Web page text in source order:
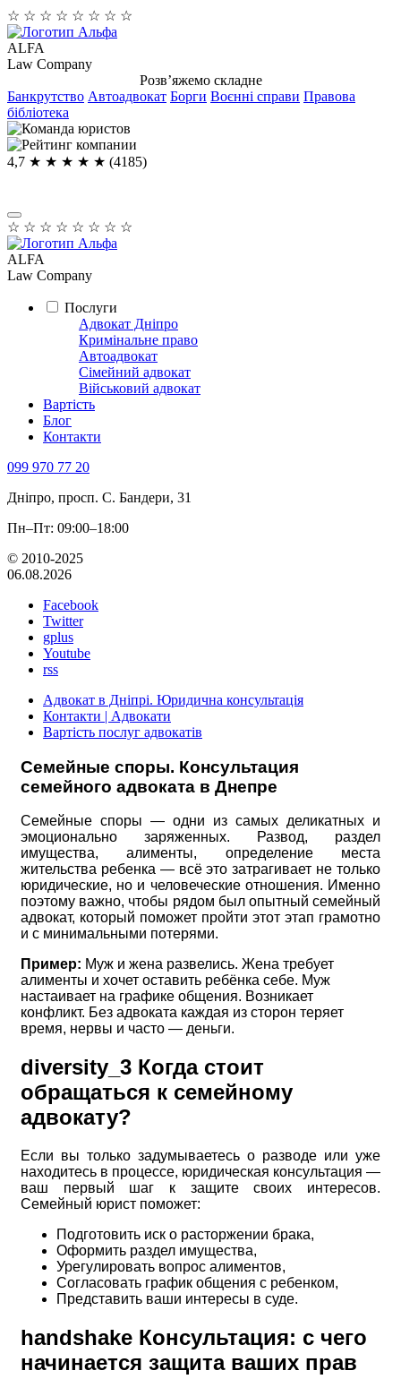
☆ ☆ ☆ ☆ ☆ ☆ ☆ ☆
ALFA
Law Company
Розв’яжемо складне
Банкрутство Автоадвокат Борги Воєнні справи Правова
бібліотека
4,7 ★ ★ ★ ★ ★ (4185)
☆ ☆ ☆ ☆ ☆ ☆ ☆ ☆
ALFA
Law Company
Послуги
Адвокат Дніпро
Кримінальне право
Автоадвокат
Сімейний адвокат
Військовий адвокат
Вартість
Блог
Контакти
099 970 77 20
Дніпро, просп. С. Бандери, 31
Пн–Пт: 09:00–18:00
© 2010-2025
06.08.2026
Facebook
Twitter
gplus
Youtube
rss
Адвокат в Дніпрі. Юридична консультація
Контакти | Адвокати
Вартість послуг адвокатів
Семейные споры. Консультация
семейного адвоката в Днепре
Семейные споры — одни из самых деликатных и
эмоционально заряженных. Развод, раздел
имущества, алименты, определение места
жительства ребенка — всё это затрагивает не только
юридические, но и человеческие отношения. Именно
поэтому важно, чтобы рядом был опытный семейный
адвокат, который поможет пройти этот этап грамотно
и с минимальными потерями.
Пример: Муж и жена развелись. Жена требует
алименты и хочет оставить ребёнка себе. Муж
настаивает на графике общения. Возникает
конфликт. Без адвоката каждая из сторон теряет
время, нервы и часто — деньги.
diversity_3 Когда стоит
обращаться к семейному
адвокату?
Если вы только задумываетесь о разводе или уже
находитесь в процессе, юридическая консультация —
ваш первый шаг к защите своих интересов.
Семейный юрист поможет:
Подготовить иск о расторжении брака,
Оформить раздел имущества,
Урегулировать вопрос алиментов,
Согласовать график общения с ребенком,
Представить ваши интересы в суде.
handshake Консультация: с чего
начинается защита ваших прав